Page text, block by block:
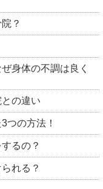
？
身体の不調は良く
の違い
つの方法！
るの？
れる？